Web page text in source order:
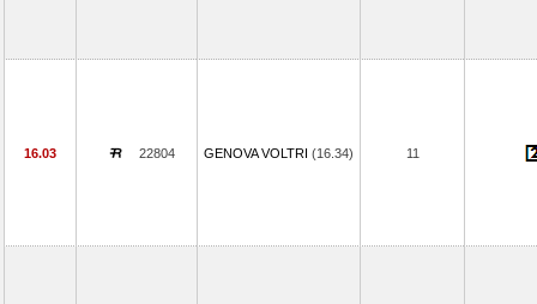
16.03 22804 GENOVA VOLTRI (16.34) 11